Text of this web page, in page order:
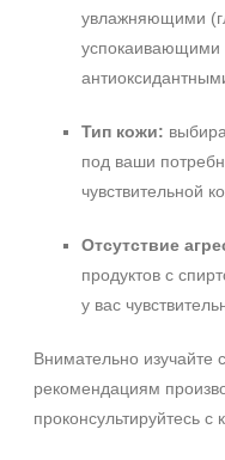
увлажняющими
успокаивающими
Тип кожи:
под ваши
чувствительной
Отсутствие
продуктов с
у вас
Внимательно изучайте
рекомендациям
проконсультируйтесь с